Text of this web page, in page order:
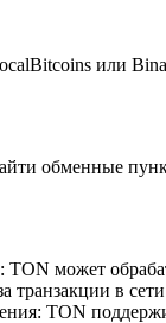
или
обменные
может
в
TON